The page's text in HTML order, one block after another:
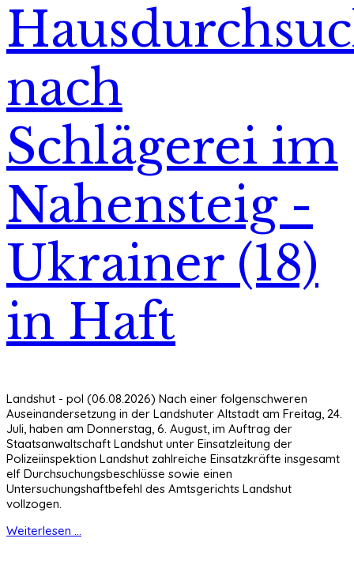
nach
Schlägerei im
Nahensteig -
Ukrainer (18)
in Haft
Landshut - pol (06.08.2026) Nach einer folgenschweren
Auseinandersetzung in der Landshuter Altstadt am Freitag, 24.
Juli, haben am Donnerstag, 6. August, im Auftrag der
Staatsanwaltschaft Landshut unter Einsatzleitung der
Polizeiinspektion Landshut zahlreiche Einsatzkräfte insgesamt
elf Durchsuchungsbeschlüsse sowie einen
Untersuchungshaftbefehl des Amtsgerichts Landshut
vollzogen.
Weiterlesen ...